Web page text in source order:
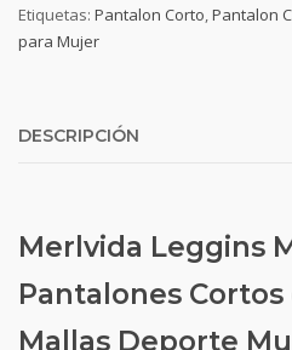
Etiquetas: Pantalon Corto,Pantalon
para Mujer
DESCRIPCIÓN
Merlvida Leggins
Pantalones
Mallas Deporte